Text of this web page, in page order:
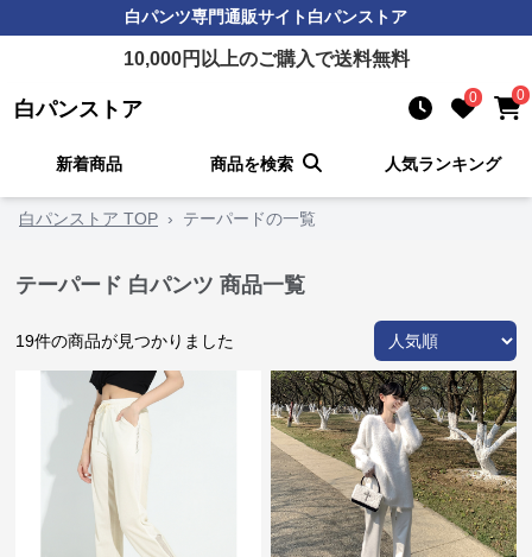
白パンツ専門通販サイト白パンストア
10,000円以上のご購入で送料無料
白パンストア 0 0
新着商品 商品を検索 人気ランキング
白パンストア TOP › テーパードの一覧
テーパード 白パンツ 商品一覧
19件の商品が見つかりました